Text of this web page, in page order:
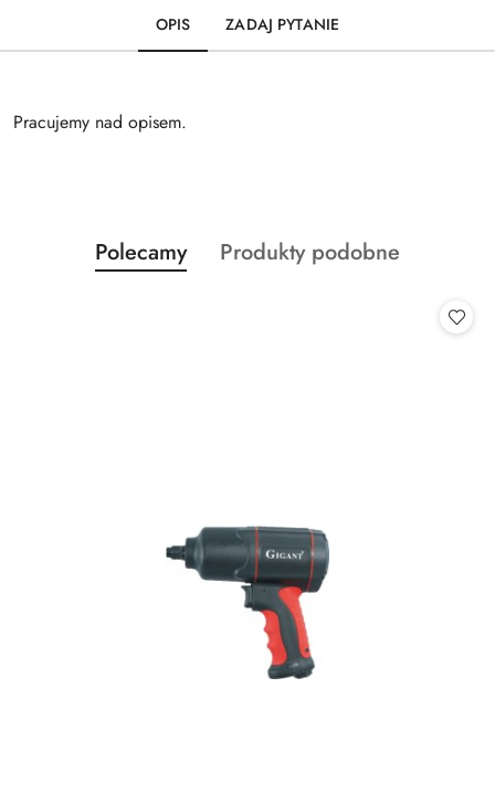
OPIS ZADAJ PYTANIE
Pracujemy nad opisem.
Pomiń karuzelę produktów
Produkty
o
Polecamy
Produkty
Produkty podobne